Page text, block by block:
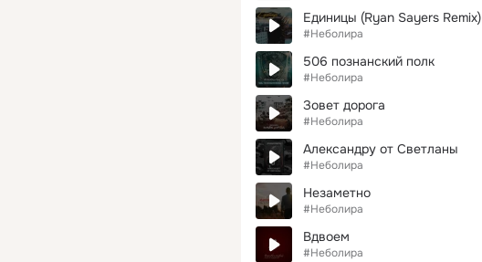
Единицы (Ryan Sayers Remix)
#Неболира
506 познанский полк
#Неболира
Зовет дорога
#Неболира
Александру от Светланы
#Неболира
Незаметно
#Неболира
Вдвоем
#Неболира